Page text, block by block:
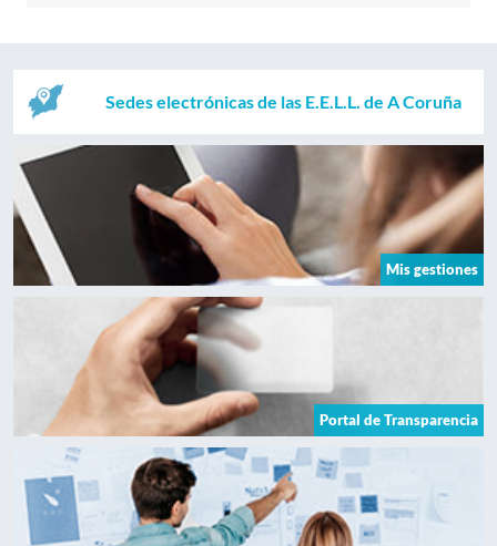
Sedes electrónicas de las E.E.L.L. de A Coruña
Mis gestiones
Portal de Transparencia